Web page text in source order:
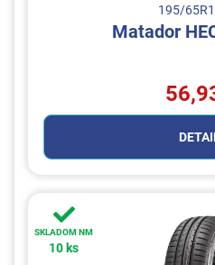
195/
Matador
SKLADOM NM
10 ks